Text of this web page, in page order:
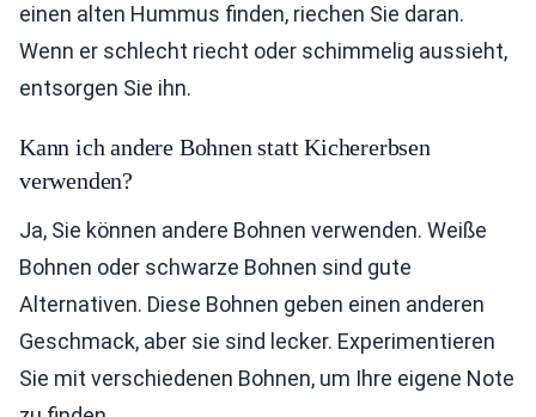
einen alten Hummus finden, riechen Sie daran.
Wenn er schlecht riecht oder schimmelig aussieht,
entsorgen Sie ihn.
Kann ich andere Bohnen statt Kichererbsen
verwenden?
Ja, Sie können andere Bohnen verwenden. Weiße
Bohnen oder schwarze Bohnen sind gute
Alternativen. Diese Bohnen geben einen anderen
Geschmack, aber sie sind lecker. Experimentieren
Sie mit verschiedenen Bohnen, um Ihre eigene Note